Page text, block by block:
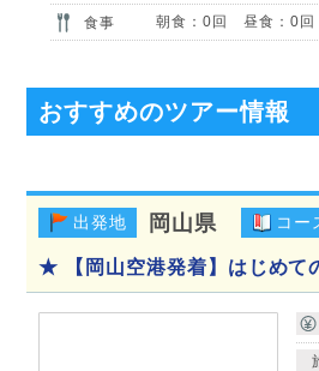
食事 朝食：0回 昼食：0
おすすめのツアー情報
出発地 岡山県 コー
★ 【岡山空港発着】はじめて